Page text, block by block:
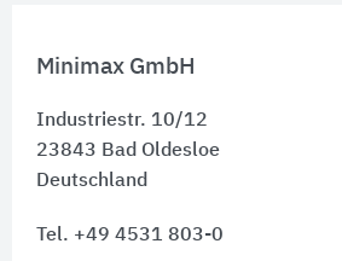
Minimax GmbH
Industriestr. 10/12
23843 Bad Oldesloe
Deutschland
Tel. +49 4531 803-0